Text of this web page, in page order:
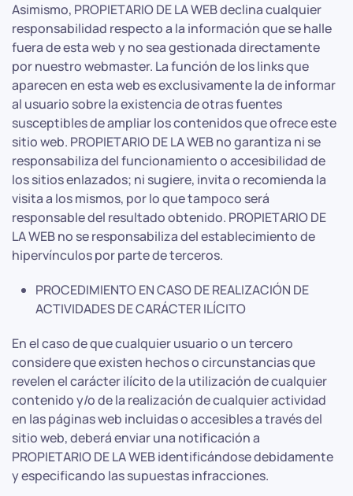
Asimismo, PROPIETARIO DE LA WEB declina cualquier
responsabilidad respecto a la información que se halle
fuera de esta web y no sea gestionada directamente
por nuestro webmaster. La función de los links que
aparecen en esta web es exclusivamente la de informar
al usuario sobre la existencia de otras fuentes
susceptibles de ampliar los contenidos que ofrece este
sitio web. PROPIETARIO DE LA WEB no garantiza ni se
responsabiliza del funcionamiento o accesibilidad de
los sitios enlazados; ni sugiere, invita o recomienda la
visita a los mismos, por lo que tampoco será
responsable del resultado obtenido. PROPIETARIO DE
LA WEB no se responsabiliza del establecimiento de
hipervínculos por parte de terceros.
PROCEDIMIENTO EN CASO DE REALIZACIÓN DE
ACTIVIDADES DE CARÁCTER ILÍCITO
En el caso de que cualquier usuario o un tercero
considere que existen hechos o circunstancias que
revelen el carácter ilícito de la utilización de cualquier
contenido y/o de la realización de cualquier actividad
en las páginas web incluidas o accesibles a través del
sitio web, deberá enviar una notificación a
PROPIETARIO DE LA WEB identificándose debidamente
y especificando las supuestas infracciones.